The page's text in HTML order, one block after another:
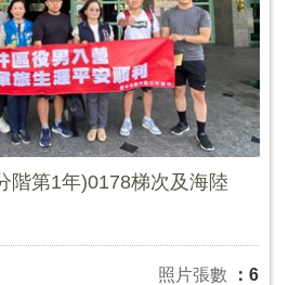
階第1年)0178梯次及海陸
照片張數 ：6